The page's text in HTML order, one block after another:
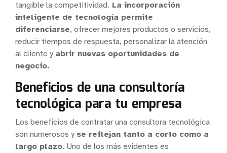
tangible la competitividad. La incorporación
inteligente de tecnología permite
diferenciarse, ofrecer mejores productos o servicios,
reducir tiempos de respuesta, personalizar la atención
al cliente y abrir nuevas oportunidades de
negocio.
Beneficios de una consultoría
tecnológica para tu empresa
Los beneficios de contratar una consultora tecnológica
son numerosos y se reflejan tanto a corto como a
largo plazo. Uno de los más evidentes es